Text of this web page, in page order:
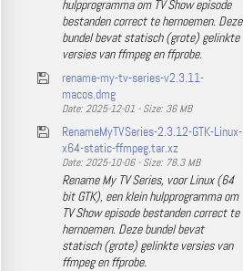
hulpprogramma om TV Show episode
bestanden correct te hernoemen. Deze
bundel bevat statisch (grote) gelinkte
versies van ffmpeg en ffprobe.
rename-my-tv-series-v2.3.11-
macos.dmg
Date: 2025-12-01 - Size: 36 MB
RenameMyTVSeries-2.3.12-GTK-Linux-
x64-static-ffmpeg.tar.xz
Date: 2025-10-06 - Size: 78.3 MB
Rename My TV Series, voor Linux (64
bit GTK), een klein hulpprogramma om
TV Show episode bestanden correct te
hernoemen. Deze bundel bevat
statisch (grote) gelinkte versies van
ffmpeg en ffprobe.